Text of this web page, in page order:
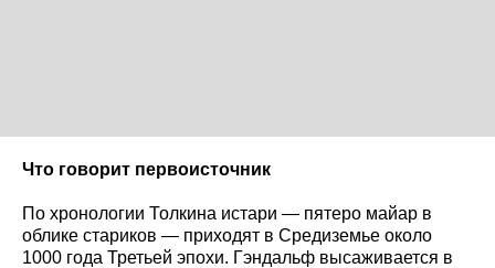
Что говорит первоисточник
По хронологии Толкина истари — пятеро майар в
облике стариков — приходят в Средиземье около
1000 года Третьей эпохи. Гэндальф высаживается в